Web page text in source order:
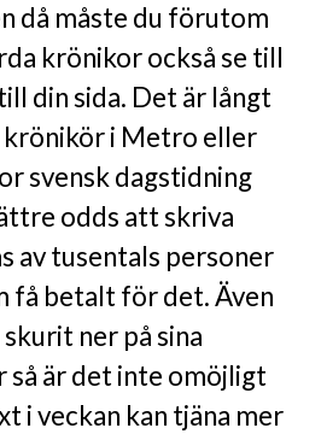
då måste du förutom
krönikor också se till
din sida. Det är långt
krönikör i Metro eller
svensk dagstidning
odds att skriva
av tusentals personer
få betalt för det. Även
ner på sina
så är det inte omöjligt
i veckan kan tjäna mer